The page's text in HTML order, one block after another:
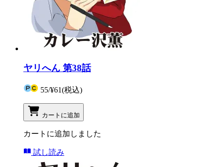
ヤリへん 第38話
55/¥61(税込)
カートに追加
カートに追加しました
試し読み